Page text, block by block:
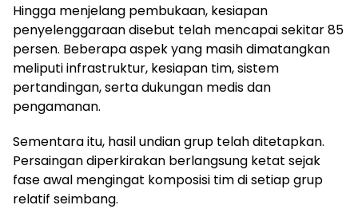
Hingga menjelang pembukaan, kesiapan
penyelenggaraan disebut telah mencapai sekitar 85
persen. Beberapa aspek yang masih dimatangkan
meliputi infrastruktur, kesiapan tim, sistem
pertandingan, serta dukungan medis dan
pengamanan.
Sementara itu, hasil undian grup telah ditetapkan.
Persaingan diperkirakan berlangsung ketat sejak
fase awal mengingat komposisi tim di setiap grup
relatif seimbang.